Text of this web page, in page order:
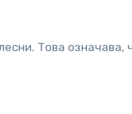
Това означава,